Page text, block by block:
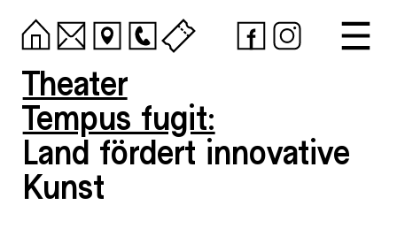
Theater
Tempus fugit:
Land fördert innovative
Kunst